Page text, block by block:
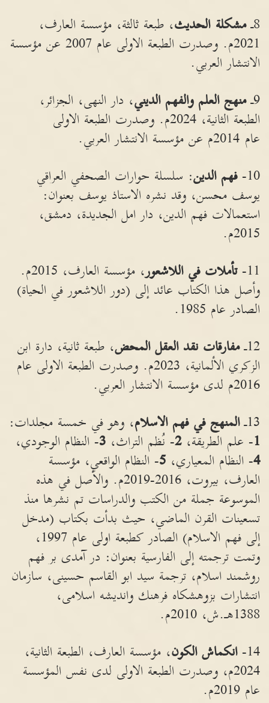
8ـ مشكلةالحديث، طبعة ثالثة، مؤسسة العارف،
2021م. وصدرت الطبعة الاولى عام 2007 عن مؤسسة
الانتشار العربي.
9ـ منهج العلم والفهم الديني، دار النهى، الجزائر،
الطبعة الثانية، 2024م. وصدرت الطبعة الاولى
عام 2014م ع
ن مؤسسة الانتشار العربي.
10- فهم الدين: سلسلة حوارات الصحفي العراقي
يوسف محسن، وقد نشره الاستاذ يوسف بعنوان:
استعمالات فهم الدين، دار امل الجديدة، دمشق،
2015م.
11- تأملات في اللاشعور
، مؤسسة العارف، 2015م.
وأصل هذا الكتاب عائد إلى (دور اللاشعور في الحياة)
الصادر عام 1985.
12ـ مفارقات نقد العقل المحض، طبعة ثانية، دارة ابن
الزكري الألمانية، 2023م. وصدرت الطبعة الاولى عام
2016م لدى مؤسسة الانتشار العربي.
13ـ المنهج في فهم الاسلام، وهو في خمسة مجلدات:
1- علم الطريقة،2- نُظم التراث، 3- النظام الوجودي،
4- النظام المعياري، 5- النظام الواقعي، مؤسسة
العارف، بيروت، 2016-2019م. والأصل في هذه
الموسوعة جملة من الكتب والدراسات تم نشرها منذ
تسعينات القرن الماضي، حيث بدأت بكتاب (مدخل
إلى فهم الاسلام) الصادر كطبعة اولى عام 1997،
وتمت ترجمته إلى الفارسية بعنوان: در آمدى بر فهم
روشمند اسلام، ترجمة سيد ابو القاسم حسينى، سازمان
انتشارات بزوهشكاه فرهنك وانديشه اسلامى،
1388هـ.ش، 2010م.
14- انكماش الكون، مؤسسة العارف، الطبعة الثانية،
2024م، وصدرت الطبعة الاولى لدى نفس المؤسسة
عام 2019م.